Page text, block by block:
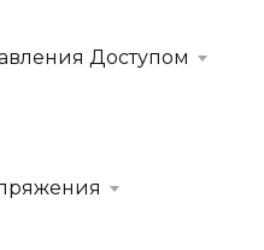
Доступом